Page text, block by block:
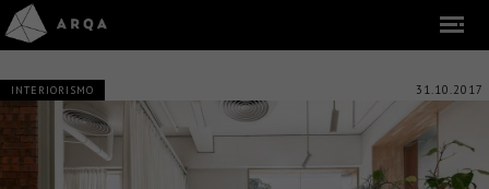
INTERIORISMO 31.10.2017